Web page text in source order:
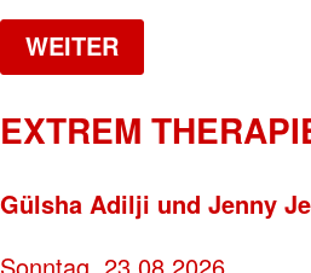
WEITER
EXTREM
Gülsha Adilji und Jenny
Sonntag, 23.08.2026